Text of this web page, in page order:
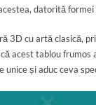
datorită
3D cu artă clasică,
acest tablou
unice și aduc ceva